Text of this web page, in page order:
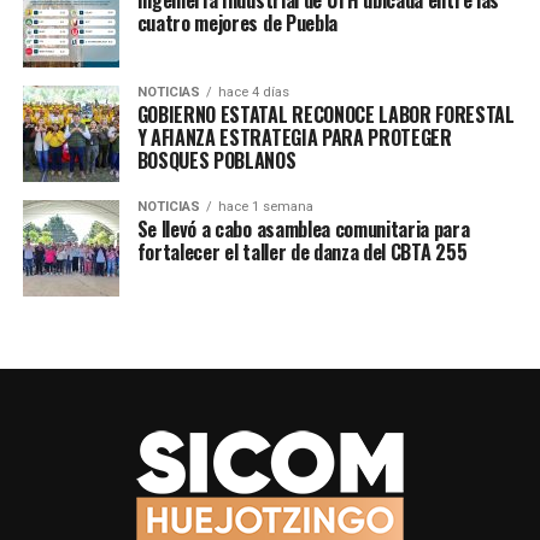
previa.
Este tipo de campañas busca facilitar el acceso a un
método seguro, confiable y gratuito, reafirmando el
compromiso del sector salud con la planificación
familiar y el bienestar de las familias poblanas.
Por Suhey Vargas
TEMAS RELACIONADOS
Maíz y Cultura: Éxito en la 6ta Feria del Maíz de San
Tiendas Bienestar: Un apoyo a la alimentación
cuatro mejores de Puebla
NOTICIAS hace 4 días
GOBIERNO ESTATAL RECONOCE LABOR FORESTAL
Y AFIANZA ESTRATEGIA PARA PROTEGER
BOSQUES POBLANOS
NOTICIAS hace 1 semana
Se llevó a cabo asamblea comunitaria para
fortalecer el taller de danza del CBTA 255